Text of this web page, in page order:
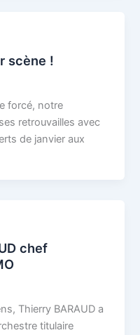
scène !
forcé, notre
retrouvailles avec
de janvier aux
chef
Thierry BARAUD a
titulaire